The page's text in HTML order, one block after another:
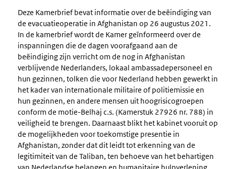
Deze Kamerbrief bevat informatie over de beëindiging van
de evacuatieoperatie in Afghanistan op 26 augustus 2021.
In de kamerbrief wordt de Kamer geïnformeerd over de
inspanningen die de dagen voorafgaand aan de
beëindiging zijn verricht om de nog in Afghanistan
verblijvende Nederlanders, lokaal ambassadepersoneel en
hun gezinnen, tolken die voor Nederland hebben gewerkt in
het kader van internationale militaire of politiemissie en
hun gezinnen, en andere mensen uit hoogrisicogroepen
conform de motie-Belhaj c.s. (Kamerstuk 27926 nr. 788) in
veiligheid te brengen. Daarnaast blikt het kabinet vooruit op
de mogelijkheden voor toekomstige presentie in
Afghanistan, zonder dat dit leidt tot erkenning van de
legitimiteit van de Taliban, ten behoeve van het behartigen